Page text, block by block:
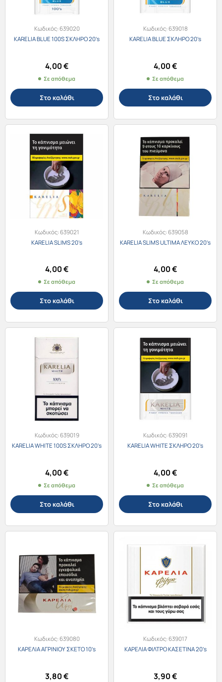
Κωδικός:639020
KARELIA BLUE 100S ΣΚΛΗΡΟ 20’s
4,00€
Σε απόθεμα
Στο καλάθι
Κωδικός:639018
KARELIA BLUE ΣΚΛΗΡΟ 20’s
4,00€
Σε απόθεμα
Στο καλάθι
Κωδικός:639021
KARELIA SLIMS 20’s
4,00€
Σε απόθεμα
Στο καλάθι
Κωδικός:639058
KARELIA SLIMS ULTIMA ΛΕΥΚΟ 20’s
4,00€
Σε απόθεμα
Στο καλάθι
Κωδικός:639019
KARELIA WHITE 100S ΣΚΛΗΡΟ 20’s
4,00€
Σε απόθεμα
Στο καλάθι
Κωδικός:639091
KARELIA WHITE ΣΚΛΗΡΟ 20’s
4,00€
Σε απόθεμα
Στο καλάθι
Κωδικός:639080
ΚΑΡΕΛΙΑ ΑΓΡΙΝΙΟΥ ΣΚΕΤΟ 10’s
3,80€
Κωδικός:639017
ΚΑΡΕΛΙΑ ΦΙΛΤΡΟ ΚΑΣΕΤΙΝΑ 20’s
3,90€